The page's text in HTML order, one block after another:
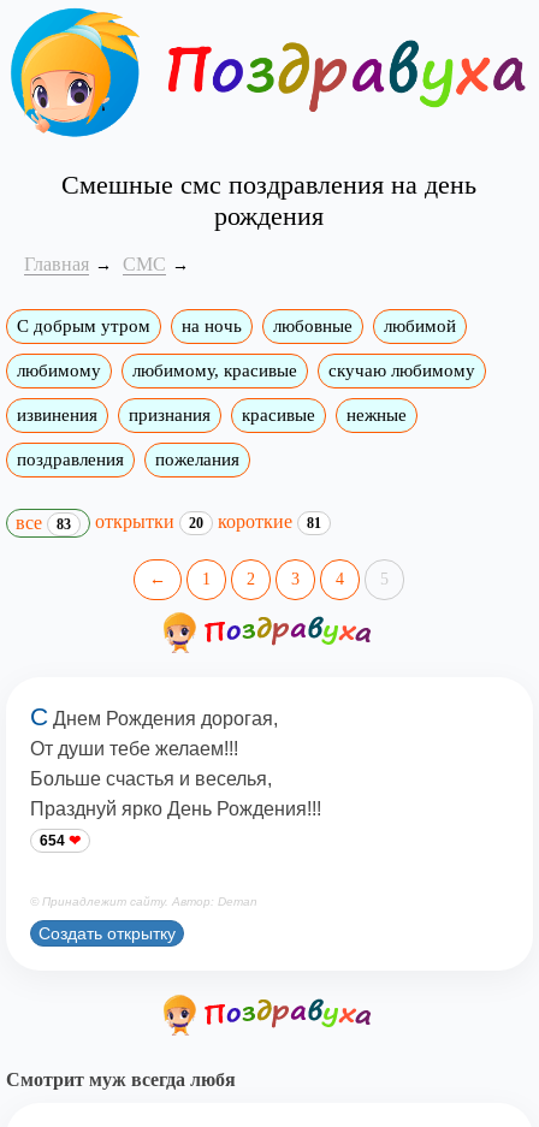
Смешные смс поздравления на день
рождения
Главная СМС
С добрым утром на ночь любовные любимой
любимому любимому, красивые скучаю любимому
извинения признания красивые нежные
поздравления пожелания
все 83 открытки 20 короткие 81
← 1 2 3 4 5
С Днем Рождения дорогая,
От души тебе желаем!!!
Больше счастья и веселья,
Празднуй ярко День Рождения!!!
654
© Принадлежит сайту. Автор: Deman
Создать открытку
Смотрит муж всегда любя